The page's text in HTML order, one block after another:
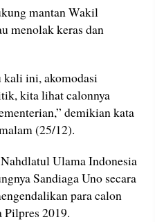
mantan Wakil
menolak keras dan
kali ini, akomodasi
kita lihat calonnya
demikian kata
(25/12).
Ulama Indonesia
Sandiaga Uno secara
para calon
Pilpres 2019.